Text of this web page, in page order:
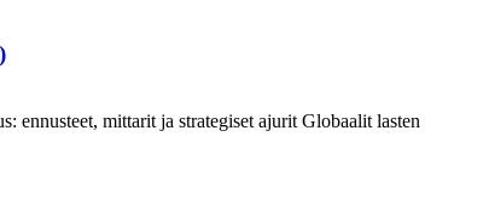
ennusteet, mittarit ja strategiset ajurit Globaalit lasten